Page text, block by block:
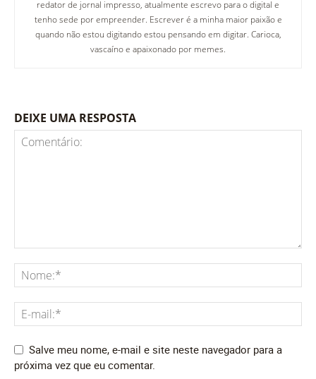
redator de jornal impresso, atualmente escrevo para o digital e
tenho sede por empreender. Escrever é a minha maior paixão e
quando não estou digitando estou pensando em digitar. Carioca,
vascaíno e apaixonado por memes.
DEIXE UMA RESPOSTA
Salve meu nome, e-mail e site neste navegador para a
próxima vez que eu comentar.